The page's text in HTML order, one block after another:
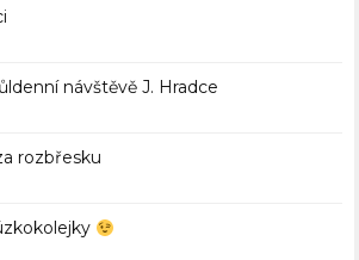
návštěvě J. Hradce
rozbřesku